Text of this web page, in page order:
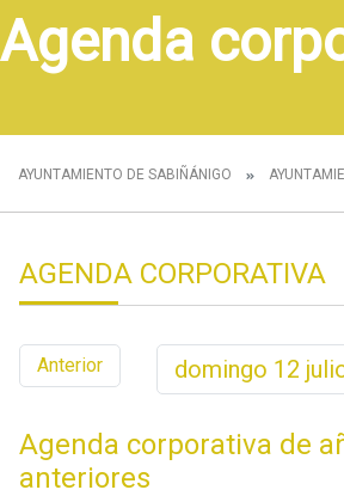
Agenda
AYUNTAMIENTO DE SABIÑÁNIGO
AGENDA CORPORATIVA
Anterior domingo 12
Agenda corporativa de
anteriores